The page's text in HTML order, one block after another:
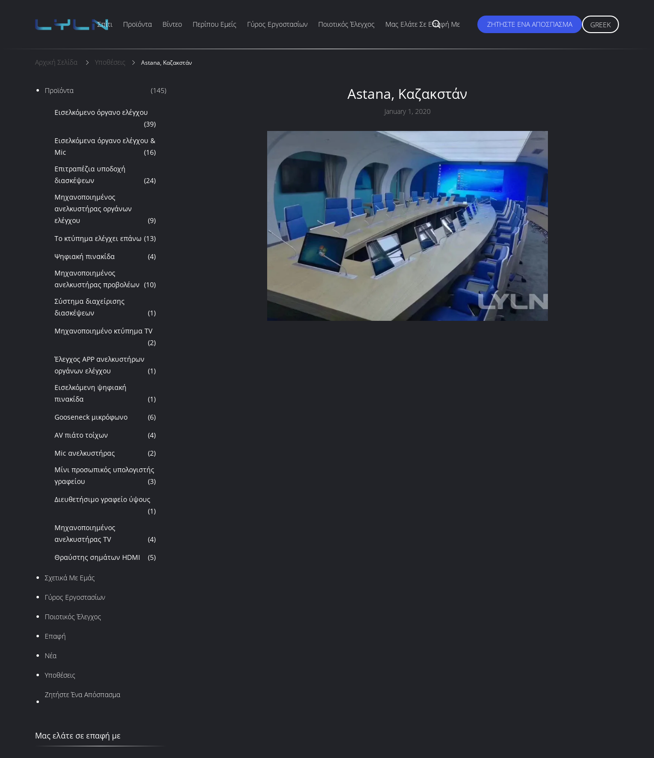
Σπίτι Προϊόντα Βίντεο Περίπου Εμείς Γύρος Εργοστασίων Ποιοτικός Έλεγχος Μας Ελάτε Σε Επαφή Με ΖΗΤΉΣΤΕ ΈΝΑ ΑΠΌΣΠΑΣΜΑ GREEK
Αρχική Σελίδα Υποθέσεις Astana, Καζακστάν
Προϊόντα (145)
Εισελκόμενο όργανο ελέγχου
(39)
Εισελκόμενα όργανο ελέγχου &
Mic
(16)
Επιτραπέζια υποδοχή
διασκέψεων
(24)
Μηχανοποιημένος
ανελκυστήρας οργάνων
ελέγχου
(9)
Το κτύπημα ελέγχει επάνω (13)
Ψηφιακή πινακίδα
(4)
Μηχανοποιημένος
ανελκυστήρας προβολέων (10)
Σύστημα διαχείρισης
διασκέψεων
(1)
Μηχανοποιημένο κτύπημα TV
(2)
Έλεγχος APP ανελκυστήρων
οργάνων ελέγχου
(1)
Εισελκόμενη ψηφιακή
πινακίδα
(1)
Gooseneck μικρόφωνο
(6)
AV πιάτο τοίχων
(4)
Mic ανελκυστήρας
(2)
Μίνι προσωπικός υπολογιστής
γραφείου
(3)
Διευθετήσιμο γραφείο ύψους
(1)
Μηχανοποιημένος
ανελκυστήρας TV
(4)
Θραύστης σημάτων HDMI
(5)
Σχετικά Με Εμάς
Γύρος Εργοστασίων
Ποιοτικός Έλεγχος
Επαφή
Νέα
Υποθέσεις
Ζητήστε Ένα Απόσπασμα
Μας ελάτε σε επαφή με
Astana, Καζακστάν
January 1, 2020